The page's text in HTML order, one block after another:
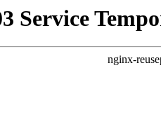
Service
nginx-